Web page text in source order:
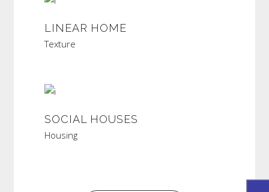
LINEAR HOME
Texture
SOCIAL HOUSES
Housing